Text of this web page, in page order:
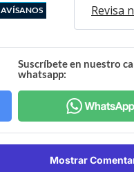
AVÍSANOS Revisa
Suscríbete en nuestro
whatsapp:
Mostrar